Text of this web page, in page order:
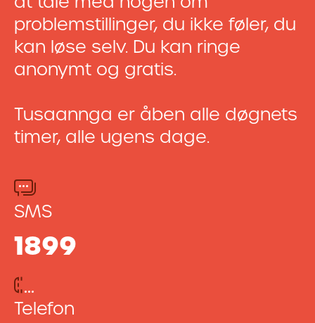
problemstillinger, du ikke føler, du
kan løse selv. Du kan ringe
anonymt og gratis.
Tusaannga er åben alle døgnets
timer, alle ugens dage.
SMS
1899
Telefon